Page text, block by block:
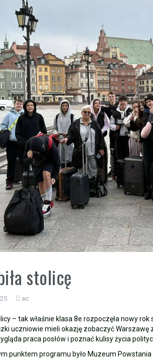
klasy 3b i 3d do Zieleniewa i
zamek „
Wycieczka do Trójmiasta i Malborka 🏰🌊
Laureatów – przeniesiona na wrzesień
miejsce w województwie i brązowy medal
stolicę
ac
– tak właśnie klasa 8e rozpoczęła nowy rok
uczniowie mieli okazję zobaczyć
praca posłów i poznać kulisy życia
punktem programu było Muzeum